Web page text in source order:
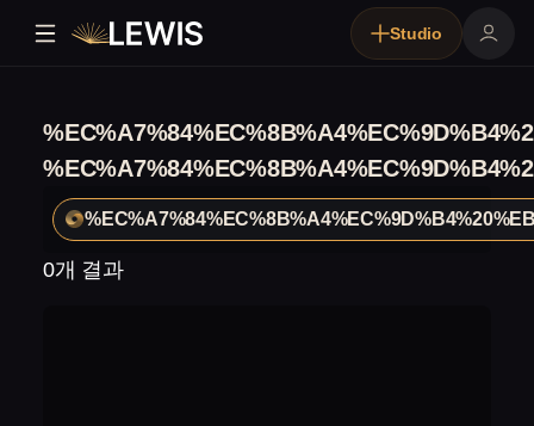
Studio
0개 결과